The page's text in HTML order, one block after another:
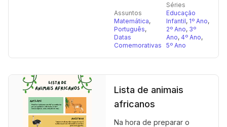
Assuntos
Matemática,
Português,
Datas
Comemorativas
Séries
Educação
Infantil, 1º Ano,
2º Ano, 3º
Ano, 4º Ano,
5º Ano
Lista de animais
africanos
Na hora de preparar o